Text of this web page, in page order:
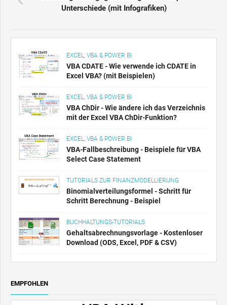
Unterschiede (mit Infografiken)
EXCEL, VBA & POWER BI
VBA CDATE - Wie verwende ich CDATE in
Excel VBA? (mit Beispielen)
EXCEL, VBA & POWER BI
VBA ChDir - Wie ändere ich das Verzeichnis
mit der Excel VBA ChDir-Funktion?
EXCEL, VBA & POWER BI
VBA-Fallbeschreibung - Beispiele für VBA
Select Case Statement
TUTORIALS ZUR FINANZMODELLIERUNG
Binomialverteilungsformel - Schritt für
Schritt Berechnung - Beispiel
BUCHHALTUNGS-TUTORIALS
Gehaltsabrechnungsvorlage - Kostenloser
Download (ODS, Excel, PDF & CSV)
EMPFOHLEN